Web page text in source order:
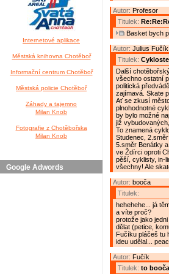
Internetové aplikace
Městská knihovna Chotěboř
Informační centrum Chotěboř
Městská policie Chotěboř
Záhady a tajemno
Milan Knob
Fotografie z Chotěbořska
Milan Knob
Google Adwords
Autor: Profesor
Titulek:
Basket bych
Autor: Julius Fučík
Titulek:
Další
všechno ostatní
politická
zajímavá. Skate
Ať se zkusí
plnohodnotné
by bylo možné
již
To znamená
Studenec,
5.směr Benátky
ve Ždírci oproti
pěší, cyklisty, in-
všechny! Ale
Autor: booča
Titulek:
hehehehe... já
a víte proč?
protože jako
dělat (petice,
Fučíku pláčeš tu
ideu udělal...
Autor: Fučík
Titulek: to